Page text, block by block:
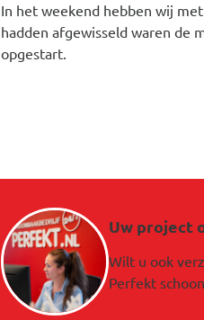
In het weekend hebben wij
hadden afgewisseld waren de
opgestart.
Afbeelding Uw project
Wilt u ook
Perfekt